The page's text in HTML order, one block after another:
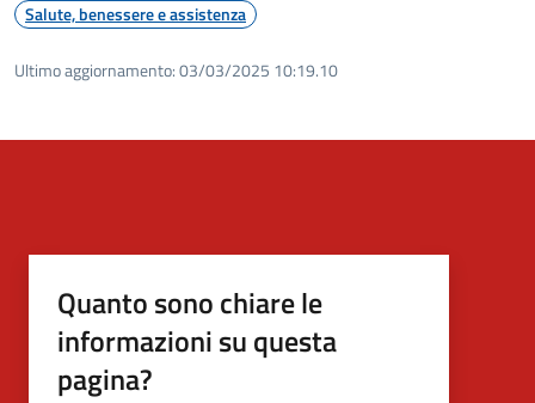
Salute, benessere e assistenza
Ultimo aggiornamento:03/03/2025 10:19.10
Quanto sono chiare le
informazioni su questa
pagina?